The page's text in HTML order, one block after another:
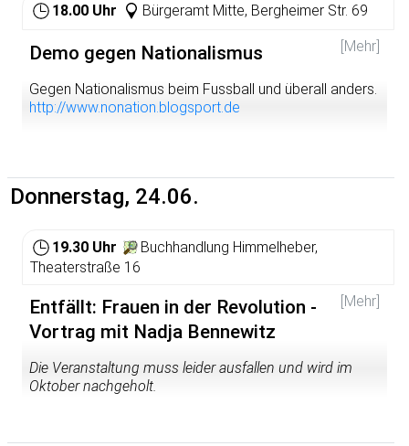
18.00 Uhr Bürgeramt Mitte, Bergheimer Str. 69
[Mehr]
Demo gegen Nationalismus
Gegen Nationalismus beim Fussball und überall anders.
http://www.nonation.blogsport.de
Donnerstag, 24.06.
19.30 Uhr
Buchhandlung Himmelheber,
Theaterstraße 16
[Mehr]
Entfällt: Frauen in der Revolution -
Vortrag mit Nadja Bennewitz
Die Veranstaltung muss leider ausfallen und wird im
Oktober nachgeholt.